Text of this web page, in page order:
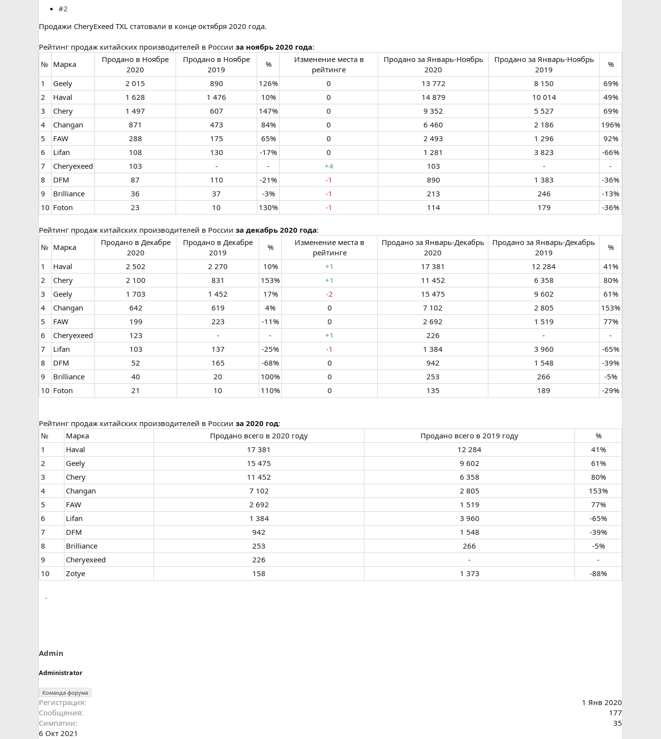
#2
Продажи CheryExeed TXL статовали в конце октября 2020 года.
Рейтинг продаж китайских производителей в России за ноябрь 2020 года:
№ Марка
Продано в Ноябре
2020​
Продано в Ноябре
2019​
%​
Изменение места в
рейтинге​
Продано за Январь-Ноябрь
2020​
Продано за Январь-Ноябрь
2019​
%​
1
Geely 2 015​ 890​ 126%​ 0​ 13 772​ 8 150​
69%​
2
Haval 1 628​ 1 476​ 10%​ 0​ 14 879​ 10 014​
49%​
3
Chery 1 497​ 607​ 147%​ 0​ 9 352​ 5 527​
69%​
4
Changan 871​ 473​ 84%​ 0​ 6 460​ 2 186​
196%​
5
FAW 288​ 175​ 65%​ 0​ 2 493​ 1 296​
92%​
6
Lifan 108​ 130​ -17%​ 0​ 1 281​ 3 823​
-66%​
7​
Cheryexeed 103​ -​ -​ +4 103​ -​
-​
8
DFM 87​ 110​ -21%​ -1 890​ 1 383​
-36%​
9
Brilliance 36​ 37​ -3%​ -1 213​ 246​
-13%​
10 Foton 23​ 10​ 130%​ -1 114​ 179​ -36%​
Рейтинг продаж китайских производителей в России за декабрь 2020 года:
№ Марка
Продано в Декабре
2020​
Продано в Декабре
2019​
%​
Изменение места в
рейтинге​
Продано за Январь-Декабрь
2020​
Продано за Январь-Декабрь
2019​
%​
1
Haval 2 502​ 2 270​ 10%​ +1 17 381​ 12 284​
41%​
2
Chery 2 100​ 831​ 153%​ +1 11 452​ 6 358​
80%​
3
Geely 1 703​ 1 452​ 17%​ -2 15 475​ 9 602​
61%​
4
Changan 642​ 619​ 4%​ 0​ 7 102​ 2 805​
153%​
5
FAW 199​ 223​ -11%​ 0​ 2 692​ 1 519​
77%​
6
Cheryexeed 123​ -​ -​ +1 226​ -​
-​
7​
Lifan 103​ 137​ -25%​ -1 1 384​ 3 960​
-65%​
8
DFM 52​ 165​ -68%​ 0​ 942​ 1 548​
-39%​
9
Brilliance 40​ 20​ 100%​ 0​ 253​ 266​
-5%​
10 Foton 21​ 10​ 110%​ 0​ 135​ 189​ -29%​
Рейтинг продаж китайских производителей в России за 2020 год:
№
Марка Продано всего в 2020 году​ Продано всего в 2019 году​
%​
1
Haval 17 381​ 12 284​
41%​
2
Geely 15 475​ 9 602​
61%​
3
Chery 11 452​ 6 358​
80%​
4
Changan 7 102​ 2 805​
153%​
5
FAW 2 692​ 1 519​
77%​
6
Lifan 1 384​ 3 960​
-65%​
7​
DFM 942​ 1 548​
-39%​
8
Brilliance 253​ 266​
-5%​
9
Cheryexeed 226​ -​
-​
10
Zotye 158​ 1 373​ -88%​
Admin
Administrator
Команда форума
Регистрация
1 Янв 2020
Сообщения
177
Симпатии
35
6 Окт 2021